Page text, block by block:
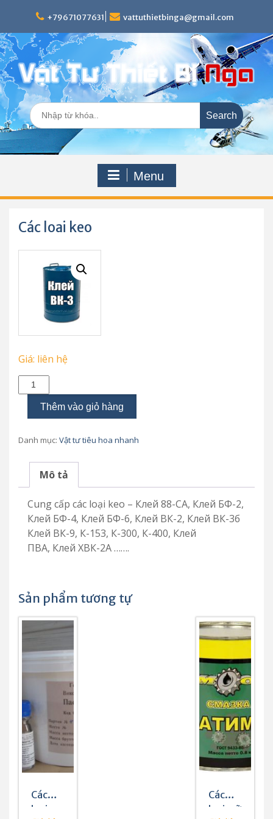
+79671077631 vattuthietbinga@gmail.com
Search
for:
Menu
Các loai keo
Giá: liên hệ
loai
Thêm vào giỏ hàng
Danh mục: Vật tư tiêu hoa nhanh
Mô tả
Cung cấp các loại keo – Клей 88-СА, Клей БФ-2,
Клей БФ-4, Клей БФ-6, Клей ВК-2, Клей ВК-3б
Клей ВК-9, К-153, К-300, К-400, Клей
ПВА, Клей ХВК-2А …….
Sản phẩm tương tự
Các
loại
Các
loại mỡ